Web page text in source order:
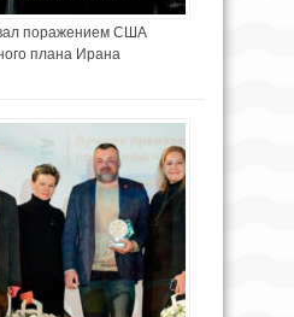
поражением США
плана Ирана